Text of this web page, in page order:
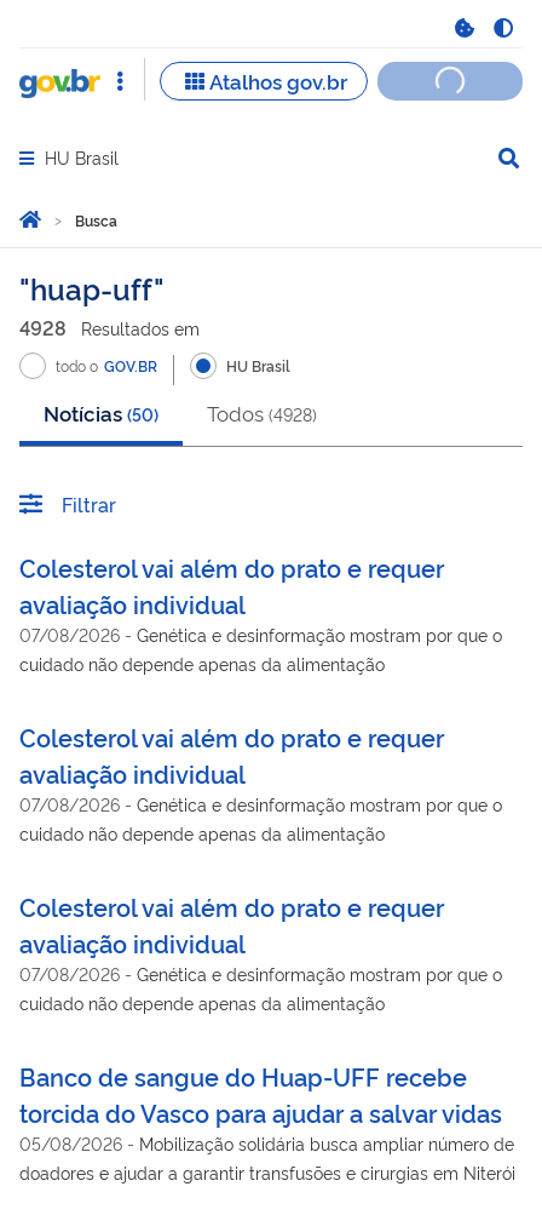
Abrir menu principal de navegação
HU Brasil
Você está aqui:
Página Inicial
Busca
Busca
huap-uff
4928 Resultados em
todo o GOV.BR HU Brasil
Notícias (50) Todos (4928)
Filtrar
Colesterol vai além do prato e requer
avaliação individual
07/08/2026 - Genética e desinformação mostram por que o
cuidado não depende apenas da alimentação
Colesterol vai além do prato e requer
avaliação individual
07/08/2026 - Genética e desinformação mostram por que o
cuidado não depende apenas da alimentação
Colesterol vai além do prato e requer
avaliação individual
07/08/2026 - Genética e desinformação mostram por que o
cuidado não depende apenas da alimentação
Banco de sangue do Huap-UFF recebe
torcida do Vasco para ajudar a salvar vidas
05/08/2026 - Mobilização solidária busca ampliar número de
doadores e ajudar a garantir transfusões e cirurgias em Niterói